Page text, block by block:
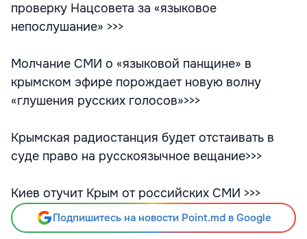
проверку Нацсовета за «языковое
непослушание» >>>
Молчание СМИ о «языковой панщине» в
крымском эфире порождает новую волну
«глушения русских голосов»>>>
Крымская радиостанция будет отстаивать в
суде право на русскоязычное вещание>>>
Киев отучит Крым от российских СМИ >>>
Подпишитесь на новости Point.md в Google